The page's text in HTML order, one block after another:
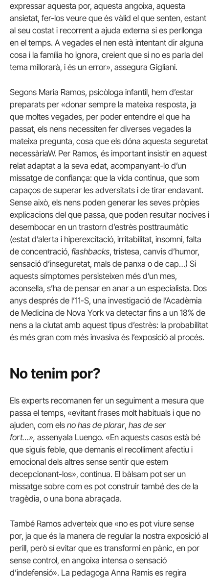
expressar aquesta por, aquesta angoixa, aquesta
ansietat, fer-los veure que és vàlid el que senten, estant
al seu costat i recorrent a ajuda externa si es perllonga
en el temps. A vegades el nen està intentant dir alguna
cosa i la família ho ignora, creient que si no es parla del
tema millorarà, i és un error», assegura Gigliani.
Segons Maria Ramos, psicòloga infantil, hem d’estar
preparats per «donar sempre la mateixa resposta, ja
que moltes vegades, per poder entendre el que ha
passat, els nens necessiten fer diverses vegades la
mateixa pregunta, cosa que els dóna aquesta seguretat
necessàriaW. Per Ramos, és important insistir en aquest
relat adaptat a la seva edat, acompanyant-lo d’un
missatge de confiança: que la vida continua, que som
capaços de superar les adversitats i de tirar endavant.
Sense això, els nens poden generar les seves pròpies
explicacions del que passa, que poden resultar nocives i
desembocar en un trastorn d’estrès posttraumàtic
(estat d’alerta i hiperexcitació, irritabilitat, insomni, falta
de concentració, flashbacks, tristesa, canvis d’humor,
sensació d’inseguretat, mals de panxa o de cap…) Si
aquests símptomes persisteixen més d’un mes,
aconsella, s’ha de pensar en anar a un especialista. Dos
anys després de l’11-S, una investigació de l’Acadèmia
de Medicina de Nova York va detectar fins a un 18% de
nens a la ciutat amb aquest tipus d’estrès: la probabilitat
és més gran com més invasiva és l’exposició al procés.
No tenim por?
Els experts recomanen fer un seguiment a mesura que
passa el temps, «evitant frases molt habituals i que no
ajuden, com els no has de plorar, has de ser
fort…», assenyala Luengo. «En aquests casos està bé
que siguis feble, que demanis el recolliment afectiu i
emocional dels altres sense sentir que estem
decepcionant-los», continua. El bàlsam pot ser un
missatge sobre com es pot construir també des de la
tragèdia, o una bona abraçada.
També Ramos adverteix que «no es pot viure sense
por, ja que és la manera de regular la nostra exposició al
perill, però sí evitar que es transformi en pànic, en por
sense control, en angoixa intensa o sensació
d’indefensió». La pedagoga Anna Ramis es regira